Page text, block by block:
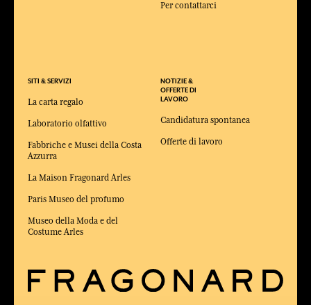
SITI & SERVIZI
La carta regalo
Laboratorio olfattivo
Fabbriche e Musei della Costa
Azzurra
La Maison Fragonard Arles
Paris Museo del profumo
Museo della Moda e del
Costume Arles
Per contattarci
NOTIZIE &
OFFERTE DI
LAVORO
Candidatura spontanea
Offerte di lavoro